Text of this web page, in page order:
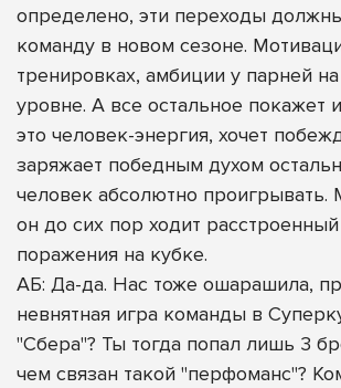
определено, эти переходы
команду в новом сезоне.
тренировках, амбиции у парней
уровне. А все остальное покажет
это человек-энергия, хочет
заряжает победным духом
человек абсолютно проигрывать.
он до сих пор ходит
поражения на кубке.
АБ: Да-да. Нас тоже ошарашила,
невнятная игра команды в
"Сбера"? Ты тогда попал лишь 3
чем связан такой "перфоманс"?